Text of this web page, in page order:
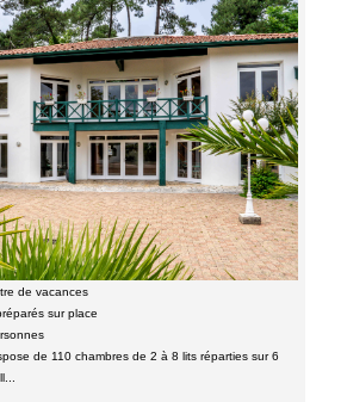
de vacances
sur place
de 110 chambres de 2 à 8 lits réparties sur 6